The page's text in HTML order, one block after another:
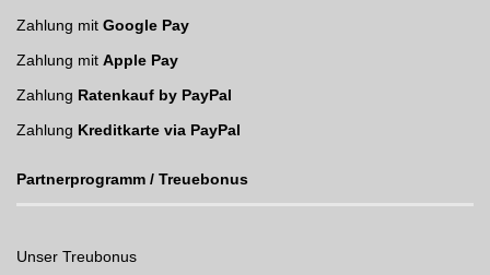
Zahlung mit Google Pay
Zahlung mit Apple Pay
Zahlung Ratenkauf by PayPal
Zahlung Kreditkarte via PayPal
Partnerprogramm / Treuebonus
Unser Treubonus